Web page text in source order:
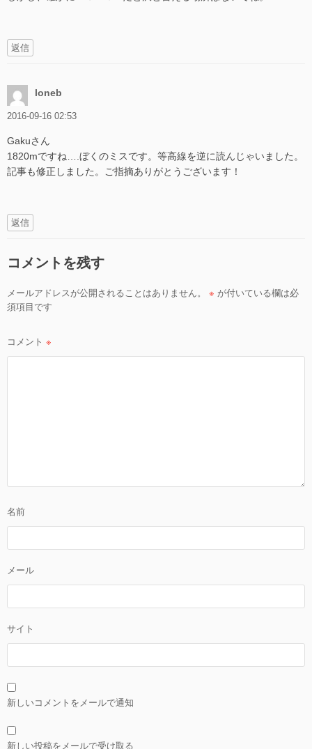
返信
loneb
2016-09-16 02:53
Gakuさん
1820mですね….ぼくのミスです。等高線を逆に読んじゃいました。
記事も修正しました。ご指摘ありがとうございます！
返信
コメントを残す
メールアドレスが公開されることはありません。 ※ が付いている欄は必
須項目です
コメント ※
名前
メール
サイト
新しいコメントをメールで通知
新しい投稿をメールで受け取る